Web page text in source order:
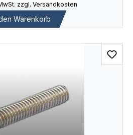
zzgl. Versandkosten
Warenkorb